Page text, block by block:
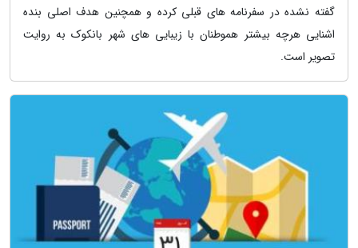
گفته نشده در سفرنامه های قبلی کرده و همچنین هدف اصلی بنده
اشنایی هرچه بیشتر هموطنان با زیبایی های شهر بانکوک به روایت
تصویر است.